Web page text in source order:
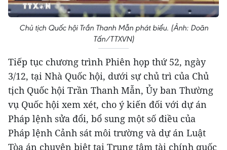
Chủ tịch Quốc hội Trần Thanh Mẫn phát biểu. (Ảnh: Doãn
Tấn/TTXVN)
Tiếp tục chương trình Phiên họp thứ 52, ngày
3/12, tại Nhà Quốc hội, dưới sự chủ trì của Chủ
tịch Quốc hội Trần Thanh Mẫn, Ủy ban Thường
vụ Quốc hội xem xét, cho ý kiến đối với dự án
Pháp lệnh sửa đổi, bổ sung một số điều của
Pháp lệnh Cảnh sát môi trường và dự án Luật
Tòa án chuyên biệt tại Trung tâm tài chính quốc